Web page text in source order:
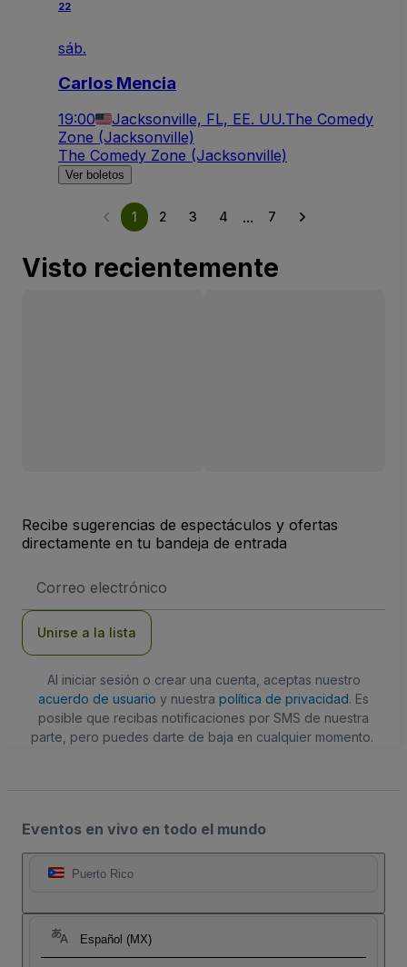
22
sáb.
Carlos Mencia
19:00 Jacksonville, FL, EE. UU.The Comedy
Zone (Jacksonville)
The Comedy Zone (Jacksonville)
Ver boletos
1 2 3 4 ... 7
Visto recientemente
Recibe sugerencias de espectáculos y ofertas
directamente en tu bandeja de entrada
de
Unirse a la lista
Al iniciar sesión o crear una cuenta, aceptas nuestro
acuerdo de usuario y nuestra política de privacidad. Es
posible que recibas notificaciones por SMS de nuestra
parte, pero puedes darte de baja en cualquier momento.
Eventos en vivo en todo el mundo
Puerto Rico
Español (MX)